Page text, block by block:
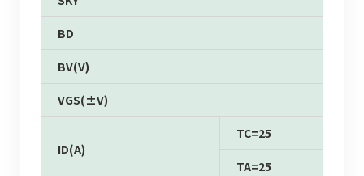
BD
BV(V)
VGS(±V)
ID(A)
TC=25
TA=25